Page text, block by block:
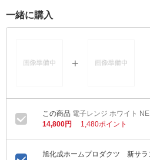
一緒に購入
電子レンジ ホワイト
14,800円
1,480ポイント
旭化成ホームプロダクツ 新サラ